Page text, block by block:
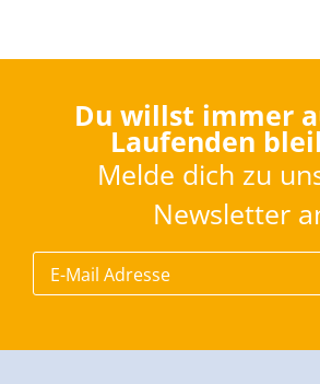
Du willst immer
Laufenden
Melde dich zu
Newsletter